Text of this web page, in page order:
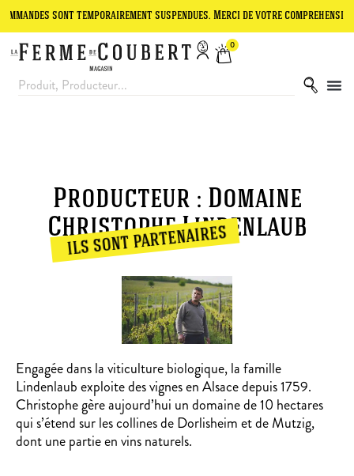
sont temporairement suspendues. Merci de votre compréhension.
0
Producteur : Domaine
Christophe Lindenlaub
ils sont partenaires
Engagée dans la viticulture biologique, la famille
Lindenlaub exploite des vignes en Alsace depuis 1759.
Christophe gère aujourd’hui un domaine de 10 hectares
qui s’étend sur les collines de Dorlisheim et de Mutzig,
dont une partie en vins naturels.